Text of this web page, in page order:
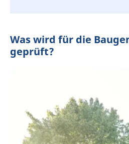
Was wird für die
geprüft?